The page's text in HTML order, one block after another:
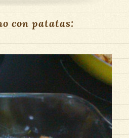
con patatas: